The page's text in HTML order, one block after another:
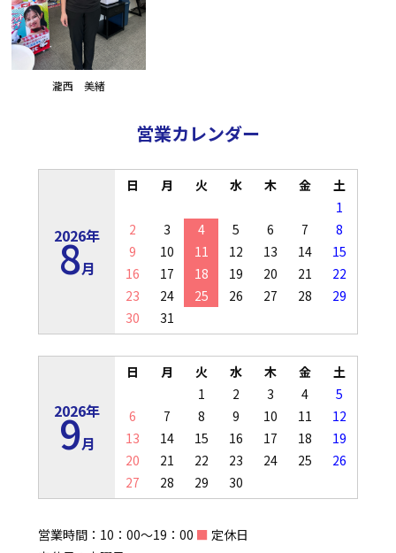
瀧西 美緒
営業カレンダー
2026年
8月
日 月 火 水 木 金
土
1
2
3 4 5 6 7
8
9
10 11 12 13 14
15
16
17 18 19 20 21
22
23
24 25 26 27 28
29
30
31
2026年
9月
日 月 火 水 木 金
土
1
2 3 4
5
6
7 8 9 10 11
12
13
14 15 16 17 18
19
20
21 22 23 24 25
26
27
28 29 30
営業時間：10：00～19：00 ■ 定休日